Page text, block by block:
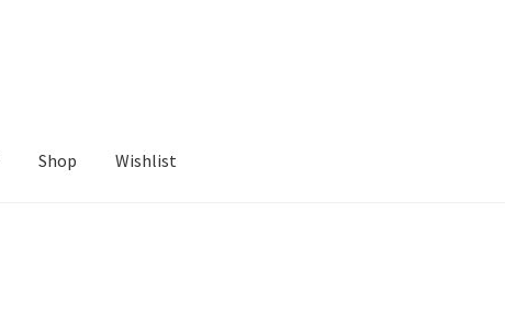
Shop Wishlist